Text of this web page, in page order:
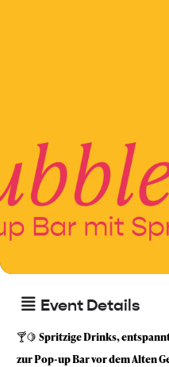
Event Details
🍸🍋 Spritzige Drinks,
zur Pop-up Bar vor dem Alten